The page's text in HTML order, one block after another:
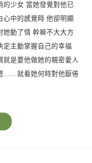
的少女 當她發覺對他已
心中的感覺時 他卻明顯
她動了情 幹嘛不大大方
定主動掌握自己的幸福
是要他做她的親密愛人
……就看她何時對他厭倦